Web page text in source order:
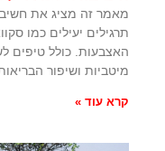
מאמר זה מציג את
תרגילים יעילים כמו
האצבעות. כולל טיפים
מיטביות ושיפור
קרא עוד »